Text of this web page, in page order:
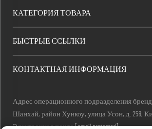
КАТЕГОРИЯ ТОВАРА
БЫСТРЫЕ ССЫЛКИ
КОНТАКТНАЯ ИНФОРМАЦИЯ
Адрес операционного подразделения
Шанхай, район Хункоу, улица Усон, д. 258,
Электронная почта:[email protected]